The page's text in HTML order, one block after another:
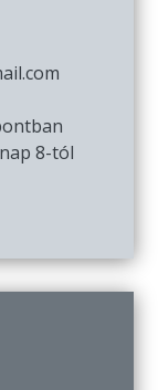
8-tól